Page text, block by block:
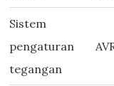
Sistem
pengaturan
tegangan